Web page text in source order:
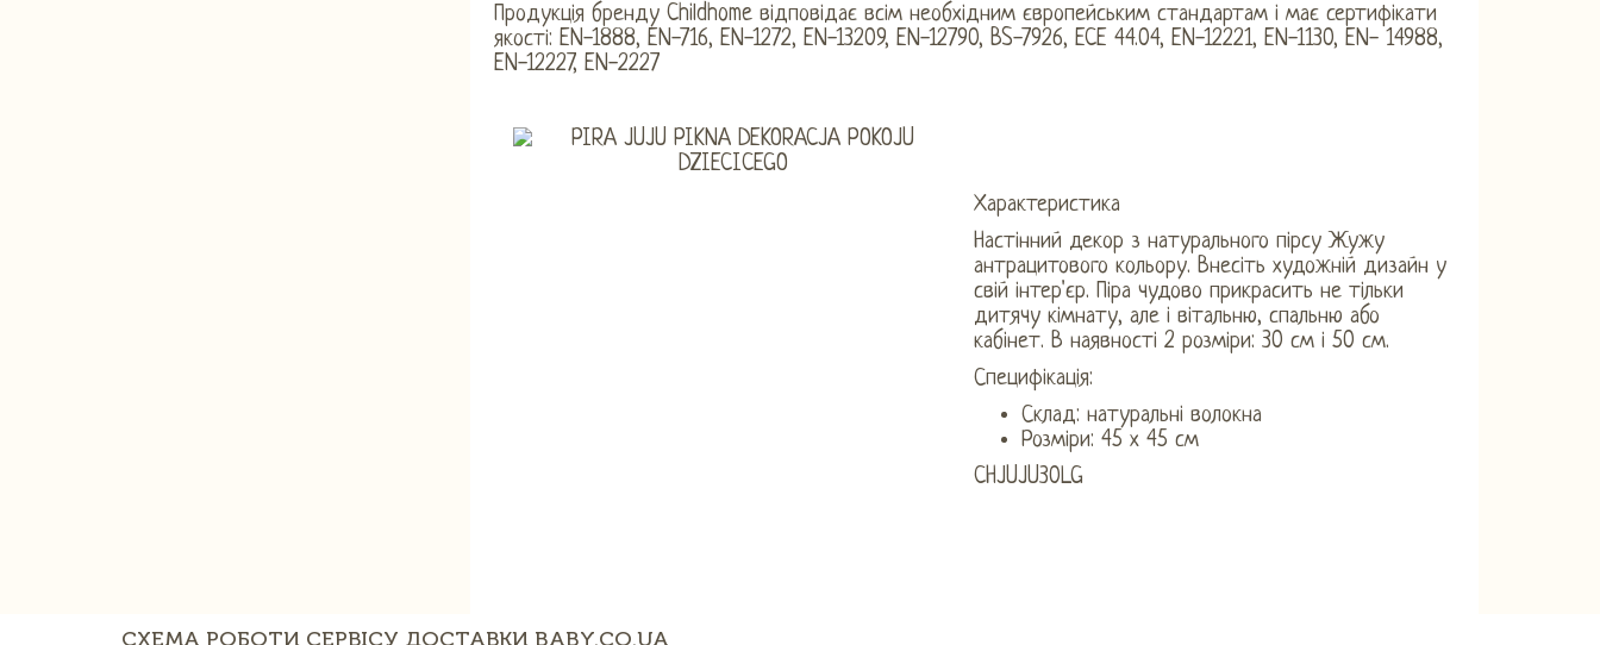
Продукція бренду Childhome відповідає всім необхідним європейським стандартам і має сертифікати
якості: EN-1888, EN-716, EN-1272, EN-13209, EN-12790, BS-7926, ECE 44.04, EN-12221, EN-1130, EN- 14988,
EN-12227, EN-2227
Характеристика
Настінний декор з натурального пірсу Жужу
антрацитового кольору. Внесіть художній дизайн у
свій інтер'єр. Піра чудово прикрасить не тільки
дитячу кімнату, але і вітальню, спальню або
кабінет. В наявності 2 розміри: 30 см і 50 см.
Специфікація:
Склад: натуральні волокна
Розміри: 45 х 45 см
CHJUJU30LG
СХЕМА РОБОТИ СЕРВІСУ ДОСТАВКИ BABY.CO.UA